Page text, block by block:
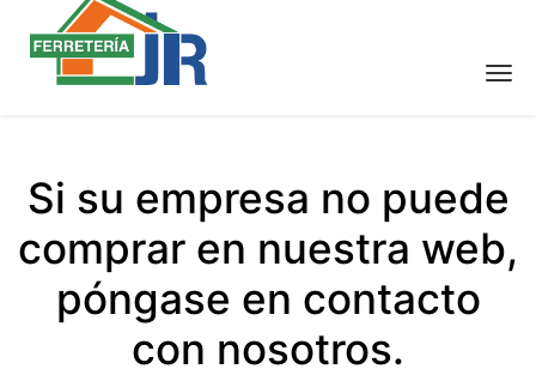
Si su empresa no puede
comprar en nuestra web,
póngase en contacto
con nosotros.